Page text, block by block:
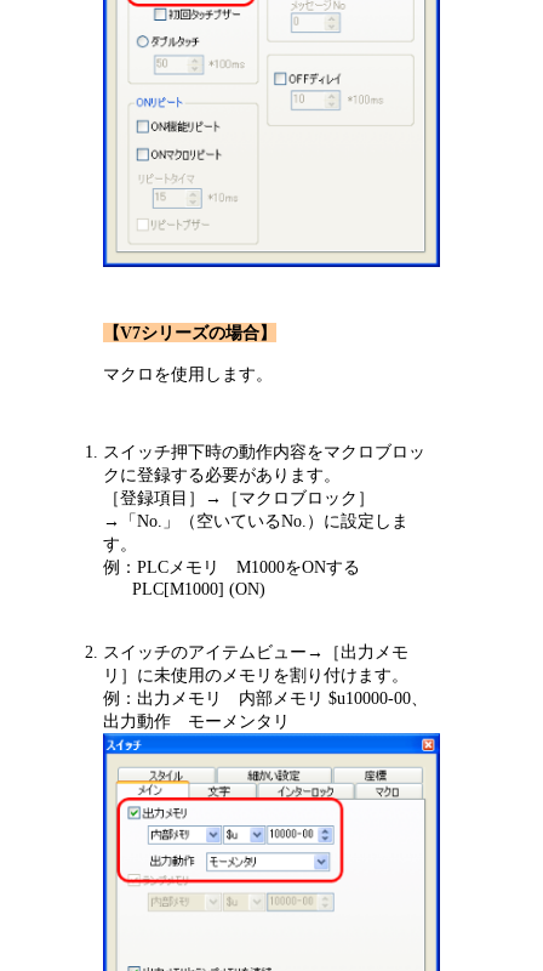
【V7シリーズの場合】
マクロを使用します。
スイッチ押下時の動作内容をマクロブロッ
クに登録する必要があります。
［登録項目］→［マクロブロック］
→「No.」（空いているNo.）に設定しま
す。
例：PLCメモリ M1000をONする
PLC[M1000] (ON)
スイッチのアイテムビュー→［出力メモ
リ］に未使用のメモリを割り付けます。
例：出力メモリ 内部メモリ $u10000-00、
出力動作 モーメンタリ